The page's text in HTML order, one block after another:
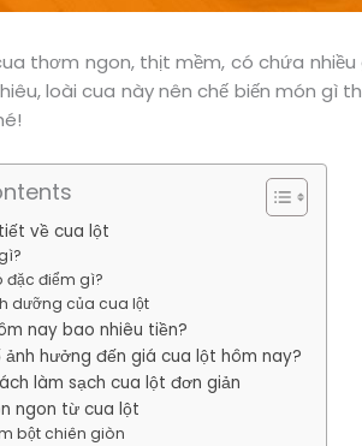
thơm ngon, thịt mềm, có chứa
loài cua này nên chế biến món gì
về cua lột
đặc điểm gì?
dưỡng của cua lột
nay bao nhiêu tiền?
ảnh hưởng đến giá cua lột hôm nay?
làm sạch cua lột đơn giản
ngon từ cua lột
bột chiên giòn